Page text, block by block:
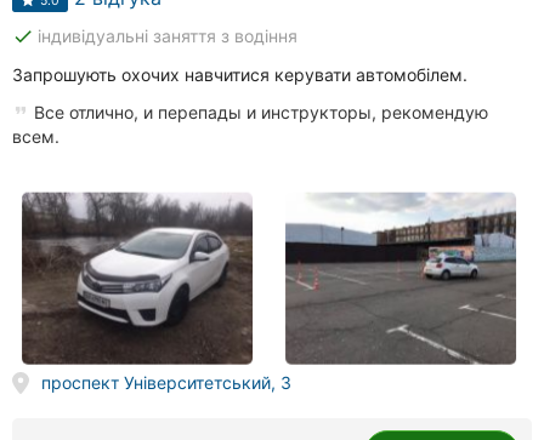
done індивідуальні заняття з водіння
Запрошують охочих навчитися керувати автомобілем.
Все отлично, и перепады и инструкторы, рекомендую
всем.
проспект Університетський, 3